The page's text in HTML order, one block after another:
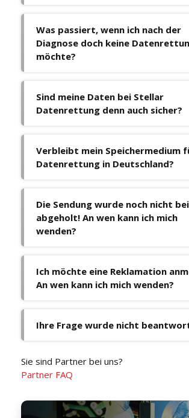
Was passiert, wenn ich nach der
Diagnose doch keine
möchte?
Sind meine Daten bei Stellar
Datenrettung denn auch sicher?
Verbleibt mein Speichermedium
Datenrettung in Deutschland?
Die Sendung wurde noch nicht
abgeholt! An wen kann ich mich
wenden?
Ich möchte eine Reklamation
An wen kann ich mich wenden?
Ihre Frage wurde nicht
Sie sind Partner bei uns?
Partner FAQ